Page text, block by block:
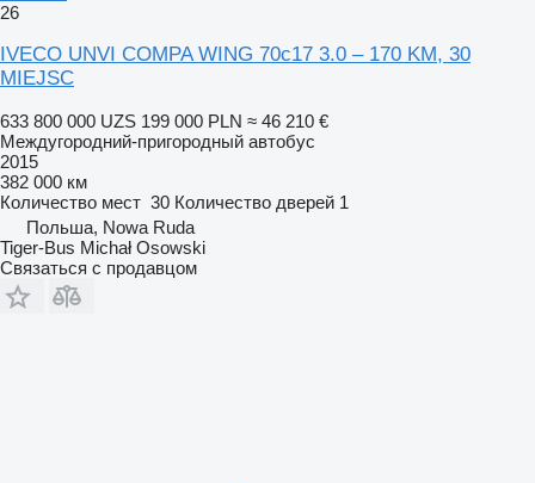
26
IVECO UNVI COMPA WING 70c17 3.0 – 170 KM, 30
MIEJSC
633 800 000 UZS 199 000 PLN ≈ 46 210 €
Междугородний-пригородный автобус
2015
382 000 км
Количество мест 30 Количество дверей 1
Польша, Nowa Ruda
Tiger-Bus Michał Osowski
Связаться с продавцом